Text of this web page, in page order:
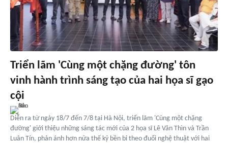
Triển lãm 'Cùng một chặng đường' tôn
vinh hành trình sáng tạo của hai họa sĩ gạo
cội
Diễn ra từ ngày 18/7 đến 7/8 tại Hà Nội, triển lãm 'Cùng một chặng
đường' giới thiệu những sáng tác mới của 2 họa sĩ Lê Văn Thìn và Trần
Luân Tín, phản ánh hơn nửa thế kỷ bền bỉ theo đuổi nghệ thuật với hai